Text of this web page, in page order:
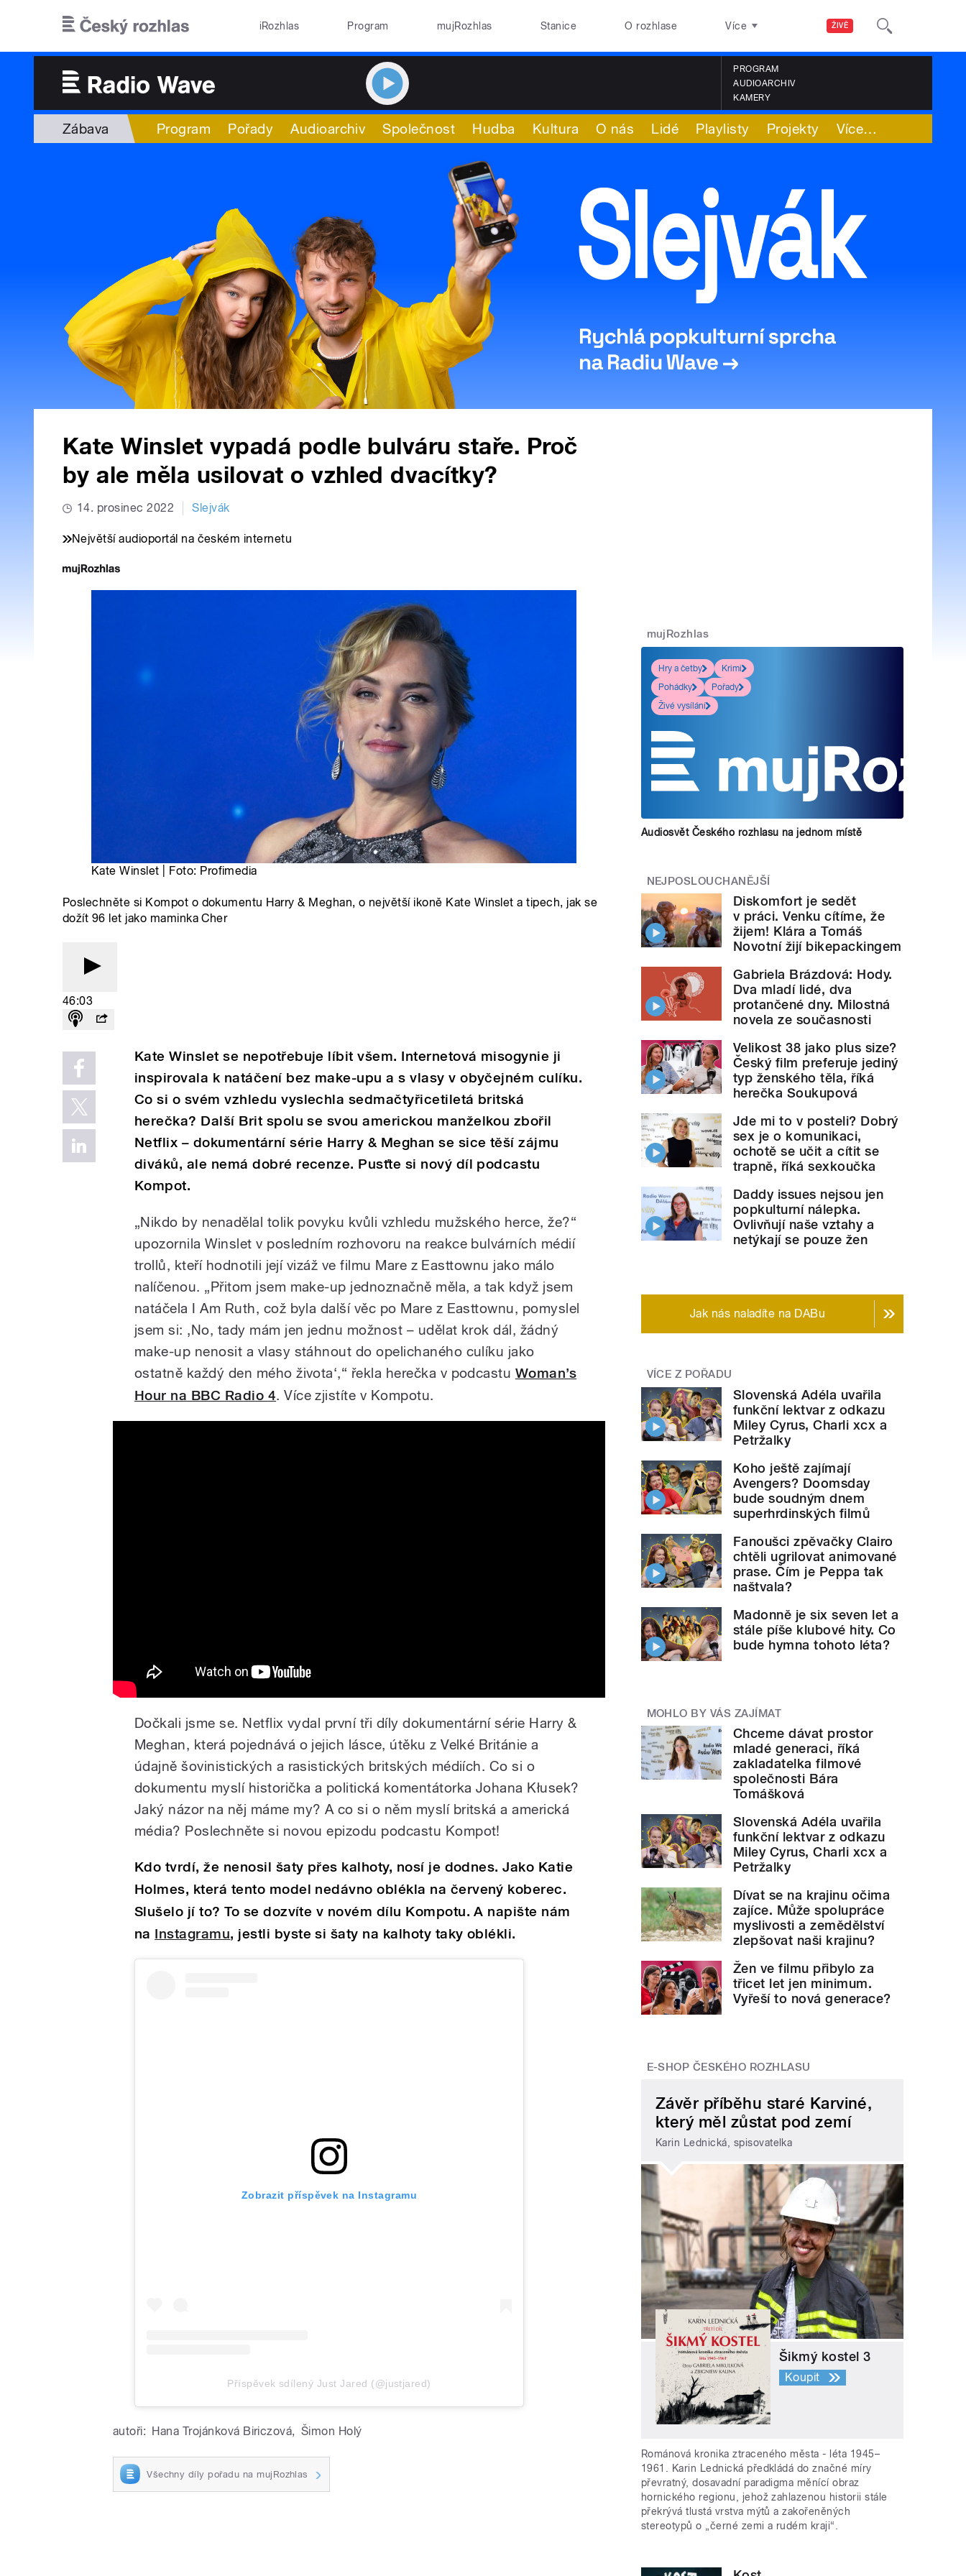
ŽIVĚ
iRozhlas Program mujRozhlas Stanice O rozhlase Více
PROGRAM
AUDIOARCHIV
KAMERY
Zábava Program Pořady Audioarchiv Společnost Hudba Kultura O nás Lidé Playlisty Projekty Více…
Kate Winslet vypadá podle bulváru staře. Proč
by ale měla usilovat o vzhled dvacítky?
14. prosinec 2022 Slejvák
Největší audioportál na českém internetu
Kate Winslet | Foto: Profimedia
Poslechněte si Kompot o dokumentu Harry & Meghan, o největší ikoně Kate Winslet a tipech, jak se
dožít 96 let jako maminka Cher
46:03
Kate Winslet se nepotřebuje líbit všem. Internetová misogynie ji
inspirovala k natáčení bez make-upu a s vlasy v obyčejném culíku.
Co si o svém vzhledu vyslechla sedmačtyřicetiletá britská
herečka? Další Brit spolu se svou americkou manželkou zbořil
Netflix – dokumentární série Harry & Meghan se sice těší zájmu
diváků, ale nemá dobré recenze. Pusťte si nový díl podcastu
Kompot.
„Nikdo by nenadělal tolik povyku kvůli vzhledu mužského herce, že?“
upozornila Winslet v posledním rozhovoru na reakce bulvárních médií
trollů, kteří hodnotili její vizáž ve filmu Mare z Easttownu jako málo
nalíčenou. „Přitom jsem make-up jednoznačně měla, a tak když jsem
natáčela I Am Ruth, což byla další věc po Mare z Easttownu, pomyslel
jsem si: ‚No, tady mám jen jednu možnost – udělat krok dál, žádný
make-up nenosit a vlasy stáhnout do opelichaného culíku jako
ostatně každý den mého života‘,“ řekla herečka v podcastu Woman’s
Hour na BBC Radio 4. Více zjistíte v Kompotu.
Dočkali jsme se. Netflix vydal první tři díly dokumentární série Harry &
Meghan, která pojednává o jejich lásce, útěku z Velké Británie a
údajně šovinistických a rasistických britských médiích. Co si o
dokumentu myslí historička a politická komentátorka Johana Kłusek?
Jaký názor na něj máme my? A co si o něm myslí britská a americká
média? Poslechněte si novou epizodu podcastu Kompot!
Kdo tvrdí, že nenosil šaty přes kalhoty, nosí je dodnes. Jako Katie
Holmes, která tento model nedávno oblékla na červený koberec.
Slušelo jí to? To se dozvíte v novém dílu Kompotu. A napište nám
na Instagramu, jestli byste si šaty na kalhoty taky oblékli.
Zobrazit příspěvek na Instagramu
Příspěvek sdílený Just Jared (@justjared)
autoři: Hana Trojánková Biriczová, Šimon Holý
Všechny díly pořadu na mujRozhlas
mujRozhlas
Hry a četby
Krimi
Pohádky
Pořady
Živé vysílání
Audiosvět Českého rozhlasu na jednom místě
NEJPOSLOUCHANĚJŠÍ
Diskomfort je sedět
v práci. Venku cítíme, že
žijem! Klára a Tomáš
Novotní žijí bikepackingem
Gabriela Brázdová: Hody.
Dva mladí lidé, dva
protančené dny. Milostná
novela ze současnosti
Velikost 38 jako plus size?
Český film preferuje jediný
typ ženského těla, říká
herečka Soukupová
Jde mi to v posteli? Dobrý
sex je o komunikaci,
ochotě se učit a cítit se
trapně, říká sexkoučka
Daddy issues nejsou jen
popkulturní nálepka.
Ovlivňují naše vztahy a
netýkají se pouze žen
Jak nás naladíte na DABu
VÍCE Z POŘADU
Slovenská Adéla uvařila
funkční lektvar z odkazu
Miley Cyrus, Charli xcx a
Petržalky
Koho ještě zajímají
Avengers? Doomsday
bude soudným dnem
superhrdinských filmů
Fanoušci zpěvačky Clairo
chtěli ugrilovat animované
prase. Čím je Peppa tak
naštvala?
Madonně je six seven let a
stále píše klubové hity. Co
bude hymna tohoto léta?
MOHLO BY VÁS ZAJÍMAT
Chceme dávat prostor
mladé generaci, říká
zakladatelka filmové
společnosti Bára
Tomášková
Slovenská Adéla uvařila
funkční lektvar z odkazu
Miley Cyrus, Charli xcx a
Petržalky
Dívat se na krajinu očima
zajíce. Může spolupráce
myslivosti a zemědělství
zlepšovat naši krajinu?
Žen ve filmu přibylo za
třicet let jen minimum.
Vyřeší to nová generace?
E-SHOP ČESKÉHO ROZHLASU
Závěr příběhu staré Karviné,
který měl zůstat pod zemí
Karin Lednická, spisovatelka
Šikmý kostel 3
Koupit
Románová kronika ztraceného města - léta 1945–
1961. Karin Lednická předkládá do značné míry
převratný, dosavadní paradigma měnící obraz
hornického regionu, jehož zahlazenou historii stále
překrývá tlustá vrstva mýtů a zakořeněných
stereotypů o „černé zemi a rudém kraji“.